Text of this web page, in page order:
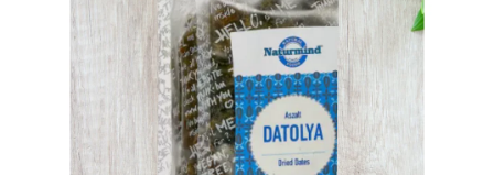
csillag.